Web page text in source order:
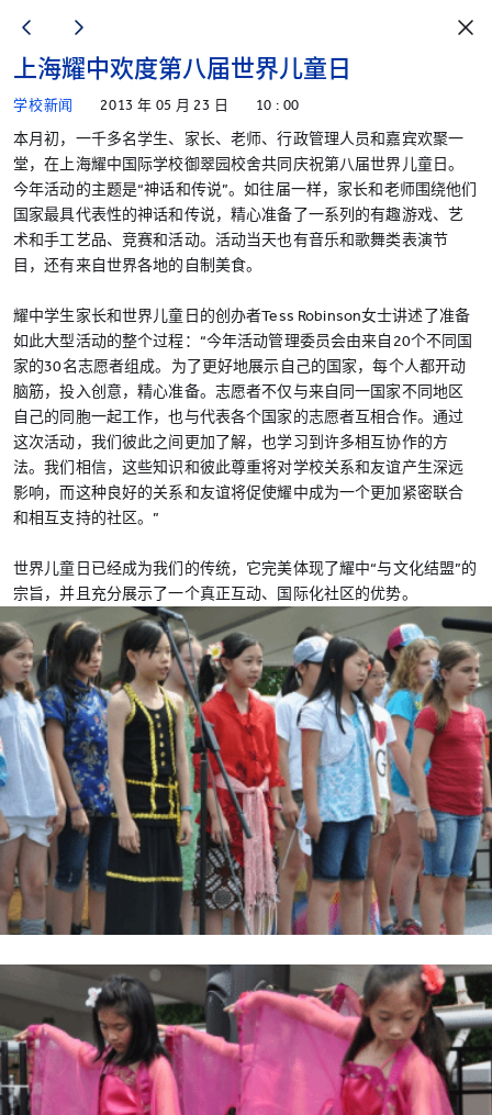
上海耀中欢度第八届世界儿童日
学校新闻 2013 年 05 月 23 日 10 : 00
本月初，一千多名学生、家长、老师、行政管理人员和嘉宾欢聚一
堂，在上海耀中国际学校御翠园校舍共同庆祝第八届世界儿童日。
今年活动的主题是“神话和传说”。如往届一样，家长和老师围绕他们
国家最具代表性的神话和传说，精心准备了一系列的有趣游戏、艺
术和手工艺品、竞赛和活动。活动当天也有音乐和歌舞类表演节
目，还有来自世界各地的自制美食。
耀中学生家长和世界儿童日的创办者Tess Robinson女士讲述了准备
如此大型活动的整个过程：“今年活动管理委员会由来自20个不同国
家的30名志愿者组成。为了更好地展示自己的国家，每个人都开动
脑筋，投入创意，精心准备。志愿者不仅与来自同一国家不同地区
自己的同胞一起工作，也与代表各个国家的志愿者互相合作。通过
这次活动，我们彼此之间更加了解，也学习到许多相互协作的方
法。我们相信，这些知识和彼此尊重将对学校关系和友谊产生深远
影响，而这种良好的关系和友谊将促使耀中成为一个更加紧密联合
和相互支持的社区。”
世界儿童日已经成为我们的传统，它完美体现了耀中“与文化结盟”的
宗旨，并且充分展示了一个真正互动、国际化社区的优势。